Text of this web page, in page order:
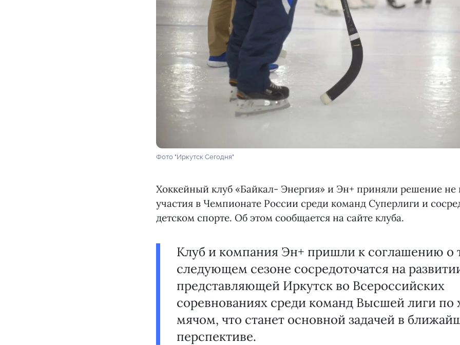
Фото "Иркутск Сегодня"
Хоккейный клуб «Байкал- Энергия» и Эн+ приняли решение не
участия в Чемпионате России среди команд Суперлиги и
детском спорте. Об этом сообщается на сайте клуба.
Клуб и компания Эн+ пришли к соглашению о
следующем сезоне сосредоточатся на
представляющей Иркутск во Всероссийских
соревнованиях среди команд Высшей лиги по
мячом, что станет основной задачей в
перспективе.